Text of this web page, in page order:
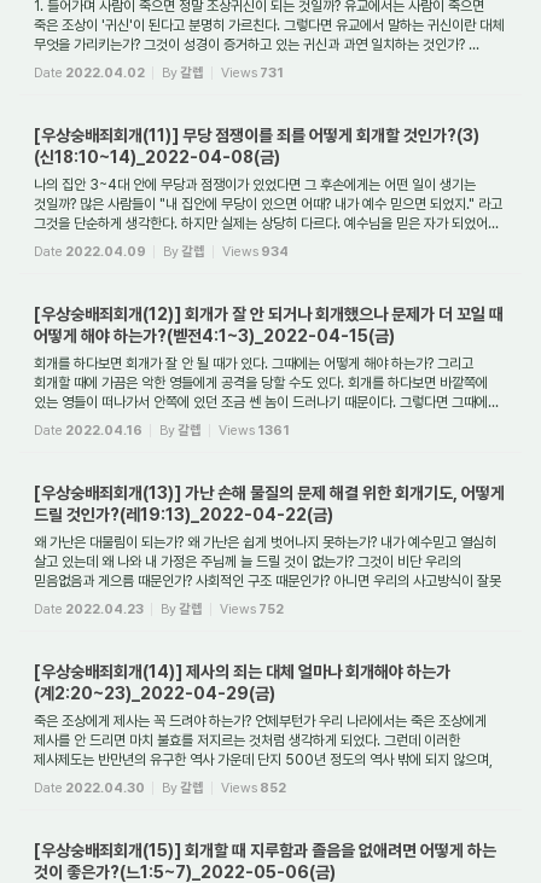
1. 들어가며 사람이 죽으면 정말 조상귀신이 되는 것일까? 유교에서는 사람이 죽으면
죽은 조상이 '귀신'이 된다고 분명히 가르친다. 그렇다면 유교에서 말하는 귀신이란 대체
무엇을 가리키는가? 그것이 성경이 증거하고 있는 귀신과 과연 일치하는 것인가? ...
Date 2022.04.02 By갈렙 Views 731
[우상숭배죄회개(11)] 무당 점쟁이를 죄를 어떻게 회개할 것인가?(3)
(신18:10~14)_2022-04-08(금)
나의 집안 3~4대 안에 무당과 점쟁이가 있었다면 그 후손에게는 어떤 일이 생기는
것일까? 많은 사람들이 "내 집안에 무당이 있으면 어때? 내가 예수 믿으면 되었지." 라고
그것을 단순하게 생각한다. 하지만 실제는 상당히 다르다. 예수님을 믿은 자가 되었어...
Date 2022.04.09 By갈렙 Views 934
[우상숭배죄회개(12)] 회개가 잘 안 되거나 회개했으나 문제가 더 꼬일 때
어떻게 해야 하는가?(벧전4:1~3)_2022-04-15(금)
회개를 하다보면 회개가 잘 안 될 때가 있다. 그때에는 어떻게 해야 하는가? 그리고
회개할 때에 가끔은 악한 영들에게 공격을 당할 수도 있다. 회개를 하다보면 바깥쪽에
있는 영들이 떠나가서 안쪽에 있던 조금 쎈 놈이 드러나기 때문이다. 그렇다면 그때에...
Date 2022.04.16 By갈렙 Views 1361
[우상숭배죄회개(13)] 가난 손해 물질의 문제 해결 위한 회개기도, 어떻게
드릴 것인가?(레19:13)_2022-04-22(금)
왜 가난은 대물림이 되는가? 왜 가난은 쉽게 벗어나지 못하는가? 내가 예수믿고 열심히
살고 있는데 왜 나와 내 가정은 주님께 늘 드릴 것이 없는가? 그것이 비단 우리의
믿음없음과 게으름 때문인가? 사회적인 구조 때문인가? 아니면 우리의 사고방식이 잘못
...
Date 2022.04.23 By갈렙 Views 752
[우상숭배죄회개(14)] 제사의 죄는 대체 얼마나 회개해야 하는가
(계2:20~23)_2022-04-29(금)
죽은 조상에게 제사는 꼭 드려야 하는가? 언제부턴가 우리 나라에서는 죽은 조상에게
제사를 안 드리면 마치 불효를 저지르는 것처럼 생각하게 되었다. 그런데 이러한
제사제도는 반만년의 유구한 역사 가운데 단지 500년 정도의 역사 밖에 되지 않으며,
이것...
Date 2022.04.30 By갈렙 Views 852
[우상숭배죄회개(15)] 회개할 때 지루함과 졸음을 없애려면 어떻게 하는
것이 좋은가?(느1:5~7)_2022-05-06(금)